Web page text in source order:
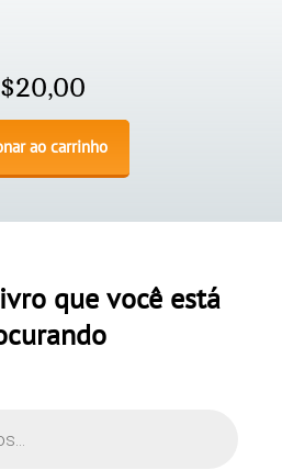
20,00
ao carrinho
que você está